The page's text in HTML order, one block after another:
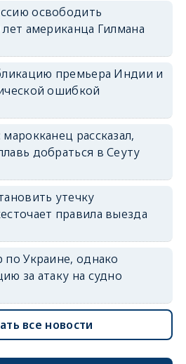
освободить
американца Гилмана
премьера Индии и
ошибкой
рассказал,
добраться в Сеуту
утечку
правила выезда
Украине, однако
за атаку на судно
все новости